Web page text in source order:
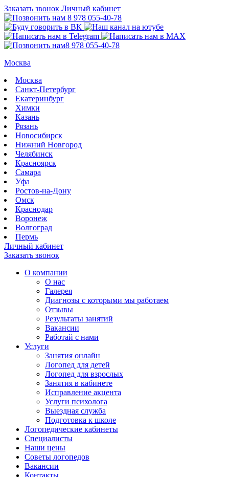
Заказать звонок Личный кабинет
8 978 055-40-78
8 978 055-40-78
Москва
Москва
Санкт-Петербург
Екатеринбург
Химки
Казань
Рязань
Новосибирск
Нижний Новгород
Челябинск
Красноярск
Самара
Уфа
Ростов-на-Дону
Омск
Краснодар
Воронеж
Волгоград
Пермь
Личный кабинет
Заказать звонок
О компании
О нас
Галерея
Диагнозы с которыми мы работаем
Отзывы
Результаты занятий
Вакансии
Работай с нами
Услуги
Занятия онлайн
Логопед для детей
Логопед для взрослых
Занятия в кабинете
Исправление акцента
Услуги психолога
Выездная служба
Подготовка к школе
Логопедические кабинеты
Специалисты
Наши цены
Советы логопедов
Вакансии
Контакты